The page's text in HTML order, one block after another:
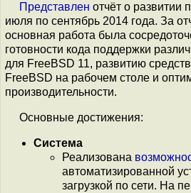
Представлен отчёт о развитии
июля по сентябрь 2014 года. За
основная работа была
готовности кода поддержки
для FreeBSD 11, развитию
FreeBSD на рабочем столе и
производительности.
Основные достижения:
Система
Реализована
автоматизированной
загрузкой по сети. На